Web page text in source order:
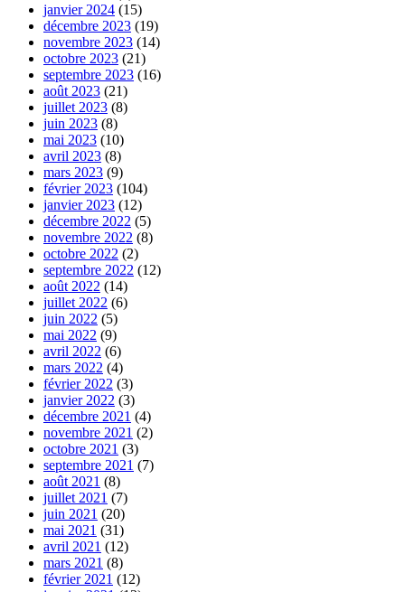
janvier 2024 (15)
décembre 2023 (19)
novembre 2023 (14)
octobre 2023 (21)
septembre 2023 (16)
août 2023 (21)
juillet 2023 (8)
juin 2023 (8)
mai 2023 (10)
avril 2023 (8)
mars 2023 (9)
février 2023 (104)
janvier 2023 (12)
décembre 2022 (5)
novembre 2022 (8)
octobre 2022 (2)
septembre 2022 (12)
août 2022 (14)
juillet 2022 (6)
juin 2022 (5)
mai 2022 (9)
avril 2022 (6)
mars 2022 (4)
février 2022 (3)
janvier 2022 (3)
décembre 2021 (4)
novembre 2021 (2)
octobre 2021 (3)
septembre 2021 (7)
août 2021 (8)
juillet 2021 (7)
juin 2021 (20)
mai 2021 (31)
avril 2021 (12)
mars 2021 (8)
février 2021 (12)